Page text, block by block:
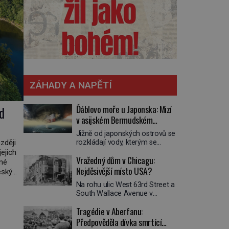
ZÁHADY A NAPĚTÍ
Ďáblovo moře u Japonska: Mizí
v asijském Bermudském
trojúhelníku lodě ve spárech
neznámé síly?
Jižně od japonských ostrovů se
rozkládají vody, kterým se
se o lodích mizejících beze
stopy, podivných světlech,
zrádných proudech i mořských
dracích, kteří měli tyto končiny
střežit už v dávných legendách.
trojúhelník skutečně prokletým
místem, nebo se zde jen
Vražedný dům v Chicagu:
Nejděsivější místo USA?
Na rohu ulic West 63rd Street a
South Wallace Avenue v
Nemá žádný speciální nápis ani
pamětní desku. A přesto prý
Tragédie v Aberfanu:
Předpověděla dívka smrtící